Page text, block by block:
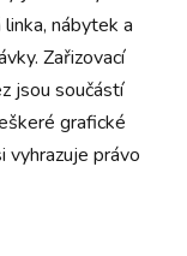
nábytek a
Zařizovací
jsou součástí
grafické
vyhrazuje právo